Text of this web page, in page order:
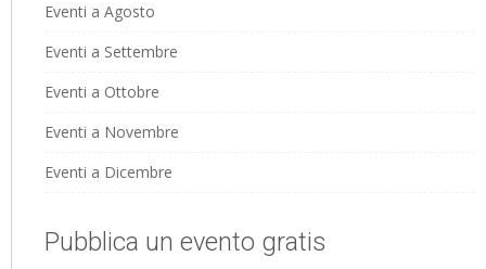
Eventi a Agosto
Eventi a Settembre
Eventi a Ottobre
Eventi a Novembre
Eventi a Dicembre
Pubblica un evento gratis